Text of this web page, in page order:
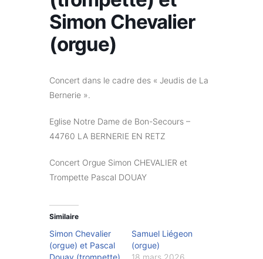
Simon Chevalier
(orgue)
Concert dans le cadre des « Jeudis de La
Bernerie ».
Eglise Notre Dame de Bon-Secours –
44760 LA BERNERIE EN RETZ
Concert Orgue Simon CHEVALIER et
Trompette Pascal DOUAY
Similaire
Simon Chevalier
(orgue) et Pascal
Douay (trompette)
Samuel Liégeon
(orgue)
18 mars 2026